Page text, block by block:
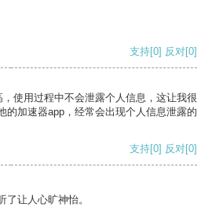
支持[0] 反对[0]
使用过程中不会泄露个人信息，这让我很
的加速器app，经常会出现个人信息泄露的
支持[0] 反对[0]
让人心旷神怡。